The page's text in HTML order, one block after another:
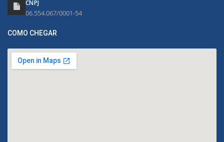
CNPJ
06.554.067/0001-54
COMO CHEGAR